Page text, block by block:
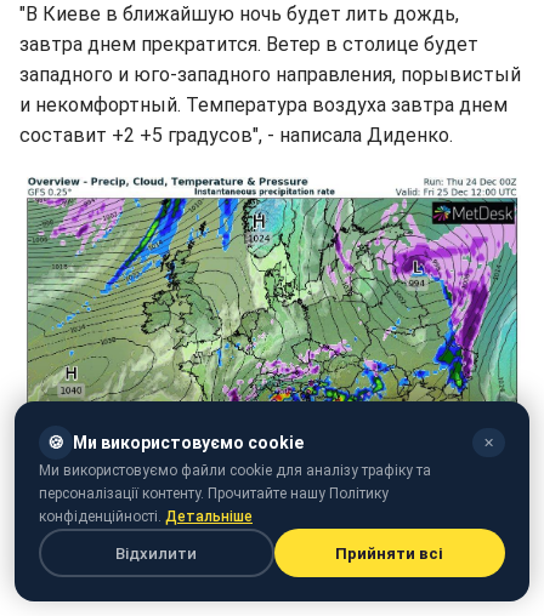
"В Киеве в ближайшую ночь будет лить дождь,
завтра днем прекратится. Ветер в столице будет
западного и юго-западного направления, порывистый
и некомфортный. Температура воздуха завтра днем
составит +2 +5 градусов", - написала Диденко.
🍪 Ми використовуємо cookie ✕
Ми використовуємо файли cookie для аналізу трафіку та
персоналізації контенту. Прочитайте нашу Політику
конфіденційності. Детальніше
Відхилити Прийняти всі